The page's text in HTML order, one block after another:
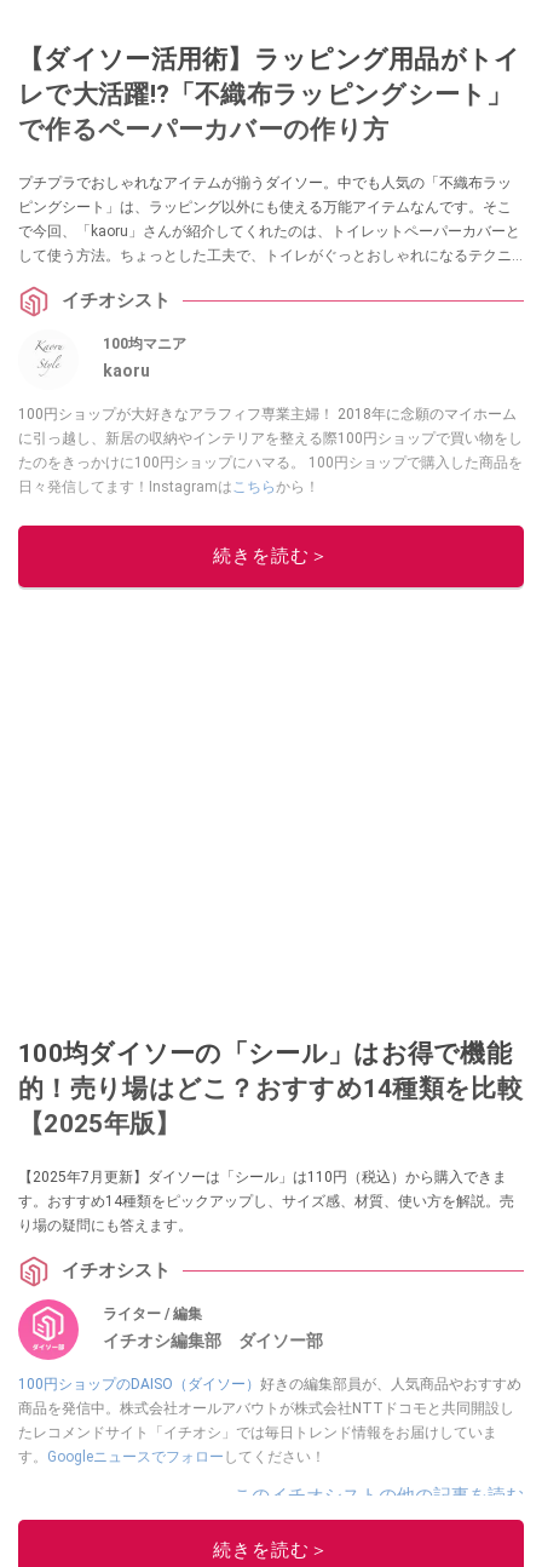
【ダイソー活用術】ラッピング用品がトイ
レで大活躍⁉「不織布ラッピングシート」
で作るペーパーカバーの作り方
プチプラでおしゃれなアイテムが揃うダイソー。中でも人気の「不織布ラッ
ピングシート」は、ラッピング以外にも使える万能アイテムなんです。そこ
で今回、「kaoru」さんが紹介してくれたのは、トイレットペーパーカバーと
して使う方法。ちょっとした工夫で、トイレがぐっとおしゃれになるテクニ
イチオシスト
100均マニア
kaoru
100円ショップが大好きなアラフィフ専業主婦！ 2018年に念願のマイホーム
に引っ越し、新居の収納やインテリアを整える際100円ショップで買い物をし
たのをきっかけに100円ショップにハマる。 100円ショップで購入した商品を
日々発信してます！Instagramは こちらから！
このイチオシストの他の記事を読む
続きを読む＞
100均ダイソーの「シール」はお得で機能
的！売り場はどこ？おすすめ14種類を比較
【2025年版】
【2025年7月更新】ダイソーは「シール」は110円（税込）から購入できま
す。おすすめ14種類をピックアップし、サイズ感、材質、使い方を解説。売
り場の疑問にも答えます。
イチオシスト
ライター / 編集
イチオシ編集部 ダイソー部
100円ショップのDAISO（ダイソー） 好きの編集部員が、人気商品やおすすめ
商品を発信中。株式会社オールアバウトが株式会社NTTドコモと共同開設し
たレコメンドサイト「イチオシ」では毎日トレンド情報をお届けしていま
す。 Googleニュースでフォロー してください！
このイチオシストの他の記事を読む
続きを読む＞